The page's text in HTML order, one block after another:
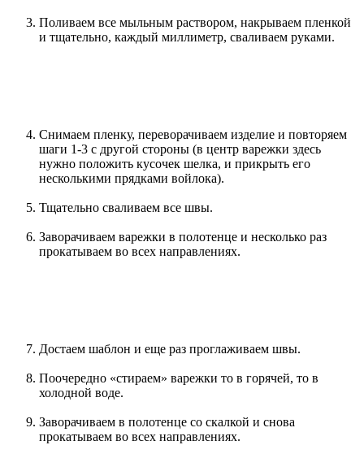
Поливаем все мыльным раствором, накрываем пленкой
и тщательно, каждый миллиметр, сваливаем руками.
Снимаем пленку, переворачиваем изделие и повторяем
шаги 1-3 с другой стороны (в центр варежки здесь
нужно положить кусочек шелка, и прикрыть его
несколькими прядками войлока).
Тщательно сваливаем все швы.
Заворачиваем варежки в полотенце и несколько раз
прокатываем во всех направлениях.
Достаем шаблон и еще раз проглаживаем швы.
Поочередно «стираем» варежки то в горячей, то в
холодной воде.
Заворачиваем в полотенце со скалкой и снова
прокатываем во всех направлениях.